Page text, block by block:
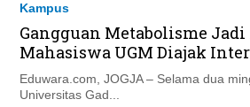
Kampus
Gangguan Metabolisme
Mahasiswa UGM Diajak
Eduwara.com, JOGJA – Selama dua
Universitas Gad...